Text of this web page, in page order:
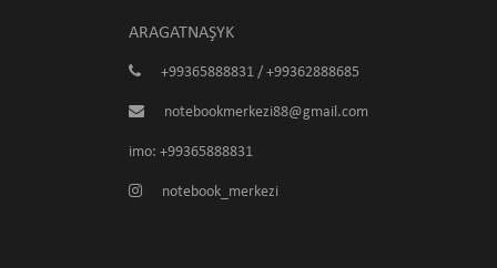
ARAGATNAŞYK
+99365888831 / +99362888685
notebookmerkezi88@gmail.com
imo: +99365888831
notebook_merkezi